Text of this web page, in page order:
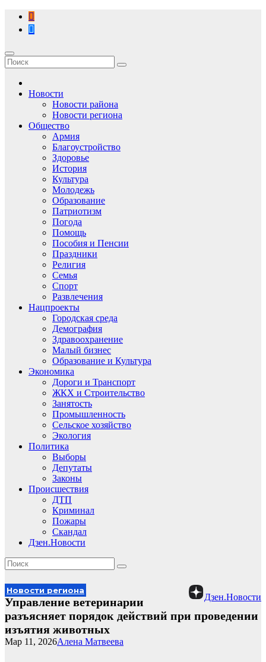
Перейти
содержимому
Новости
Новости района
Новости региона
Общество
Армия
Благоустройство
Здоровье
История
Культура
Молодежь
Образование
Патриотизм
Погода
Помощь
Пособия и Пенсии
Праздники
Религия
Семья
Спорт
Развлечения
Нацпроекты
Городская среда
Демография
Здравоохранение
Малый бизнес
Образование и Культура
Экономика
Дороги и Транспорт
ЖКХ и Строительство
Занятость
Промышленность
Сельское хозяйство
Экология
Политика
Выборы
Депутаты
Законы
Происшествия
ДТП
Криминал
Пожары
Скандал
Дзен.Новости
Дзен.Новости
Новости региона
Управление ветеринарии
разъясняет порядок действий при проведении
изъятия животных
Алена Матвеева
Мар 11, 2026